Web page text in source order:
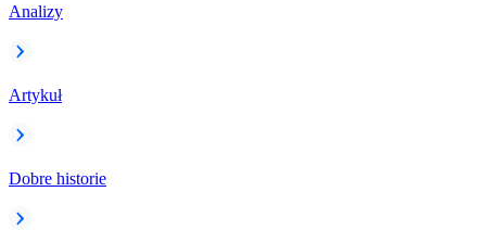
Analizy
Artykuł
Dobre historie